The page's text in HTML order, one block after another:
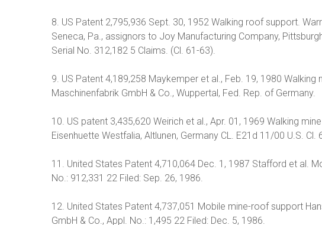
8. US Patent 2,795,936 Sept. 30, 1952 Walking roof support.
Seneca, Pa., assignors to Joy Manufacturing Company,
Serial No. 312,182 5 Claims. (Cl. 61-63).
9. US Patent 4,189,258 Maykemper et al., Feb. 19, 1980
Maschinenfabrik GmbH & Co., Wuppertal, Fed. Rep. of Germany.
10. US patent 3,435,620 Weirich et al., Apr. 01, 1969 Walking
Eisenhuette Westfalia, Altlunen, Germany CL. E21d 11/00 U.S. Cl.
11. United States Patent 4,710,064 Dec. 1, 1987 Stafford et al.
No.: 912,331 22 Filed: Sep. 26, 1986.
12. United States Patent 4,737,051 Mobile mine-roof support
GmbH & Co., Appl. No.: 1,495 22 Filed: Dec. 5, 1986.